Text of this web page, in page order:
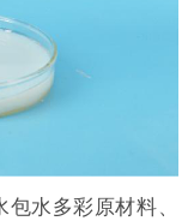
水多彩原材料、